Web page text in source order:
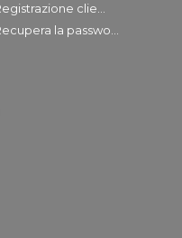
clie...
la passwo...